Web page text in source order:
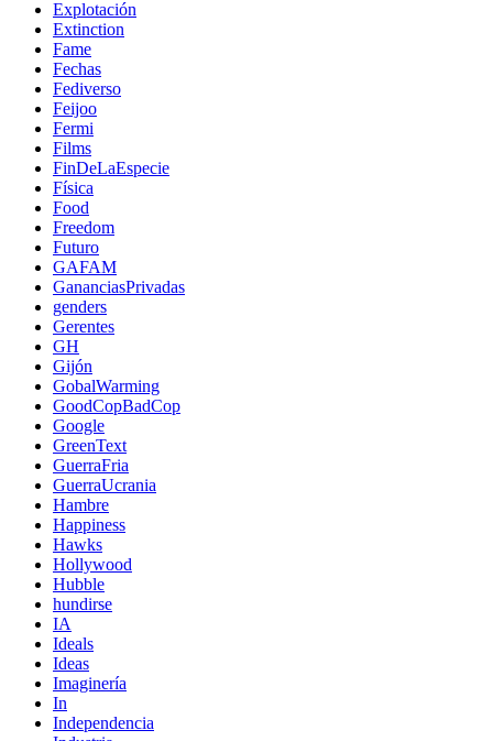
Explotación
Extinction
Fame
Fechas
Fediverso
Feijoo
Fermi
Films
FinDeLaEspecie
Física
Food
Freedom
Futuro
GAFAM
GananciasPrivadas
genders
Gerentes
GH
Gijón
GobalWarming
GoodCopBadCop
Google
GreenText
GuerraFria
GuerraUcrania
Hambre
Happiness
Hawks
Hollywood
Hubble
hundirse
IA
Ideals
Ideas
Imaginería
In
Independencia